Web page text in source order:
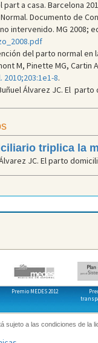
part a casa. Barcelona
Documento de
intervenido. MG 2008;
del parto normal en
M, Pinette MG,
8.
Álvarez JC. El
triplica la
JC. El parto
Premio MEDES 2012
sujeto a las condiciones de la